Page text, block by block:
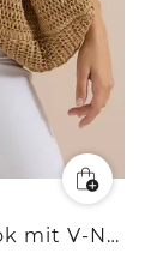
Blusentop im Denim-Look mit V-Neck